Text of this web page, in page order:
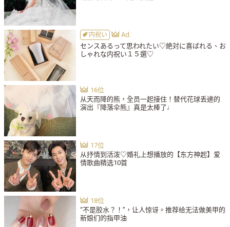
内祝い
センスあるって思われたい♡絶対に喜ばれる、お
しゃれな内祝い１５選♡
从天而降的熊，全员一起接住！替代花球丢递的
演出『降落伞熊』真是太棒了♩
从抒情到活泼♡婚礼上想播放的【东方神起】爱
情歌曲精选10首
“不是胶水？！”，让人惊讶。推荐给无法做美甲的
新娘们的指甲油